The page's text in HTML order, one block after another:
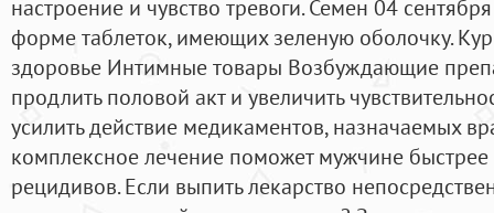
настроение и чувство тревоги. Семен 04
форме таблеток, имеющих зеленую оболочку.
здоровье Интимные товары Возбуждающие
продлить половой акт и увеличить
усилить действие медикаментов, назначаемых
комплексное лечение поможет мужчине быстрее
рецидивов. Если выпить лекарство